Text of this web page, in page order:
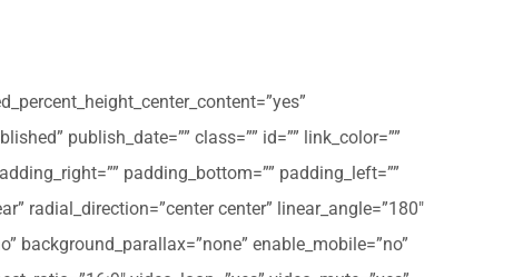
publish_date=”” class=”” id=”” link_color=””
padding_bottom=”” padding_left=””
radial_direction=”center center” linear_angle=”180″
background_parallax=”none” enable_mobile=”no”